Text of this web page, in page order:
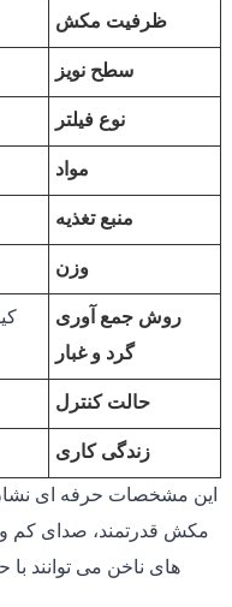
ظرفیت مکش
سطح نویز
نوع فیلتر
مواد
منبع تغذیه
وزن
روش جمع آوری
گرد و غبار
حالت کنترل
زندگی کاری
این مشخصات حرفه ای
مکش قدرتمند، صدای کم و
های ناخن می توانند